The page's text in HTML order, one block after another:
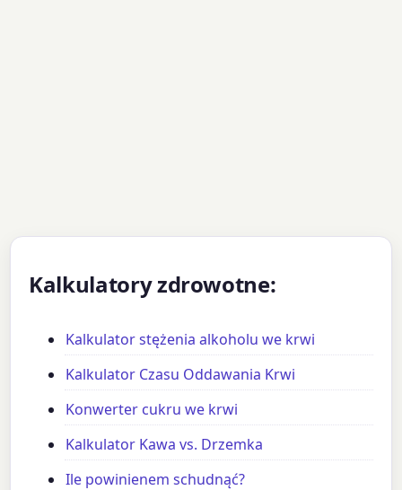
Kalkulatory zdrowotne:
Kalkulator stężenia alkoholu we krwi
Kalkulator Czasu Oddawania Krwi
Konwerter cukru we krwi
Kalkulator Kawa vs. Drzemka
Ile powinienem schudnąć?